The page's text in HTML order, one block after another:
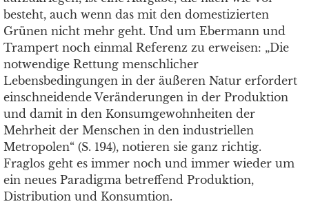
besteht, auch wenn das mit den domestizierten
Grünen nicht mehr geht. Und um Ebermann und
Trampert noch einmal Referenz zu erweisen: „Die
notwendige Rettung menschlicher
Lebensbedingungen in der äußeren Natur erfordert
einschneidende Veränderungen in der Produktion
und damit in den Konsumgewohnheiten der
Mehrheit der Menschen in den industriellen
Metropolen“ (S. 194), notieren sie ganz richtig.
Fraglos geht es immer noch und immer wieder um
ein neues Paradigma betreffend Produktion,
Distribution und Konsumtion.